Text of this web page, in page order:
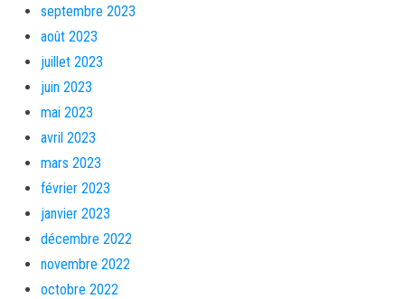
septembre 2023
août 2023
juillet 2023
juin 2023
mai 2023
avril 2023
mars 2023
février 2023
janvier 2023
décembre 2022
novembre 2022
octobre 2022